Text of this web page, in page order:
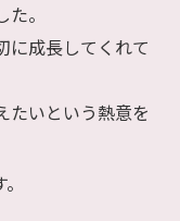
。
に成長してくれて
たいという熱意を